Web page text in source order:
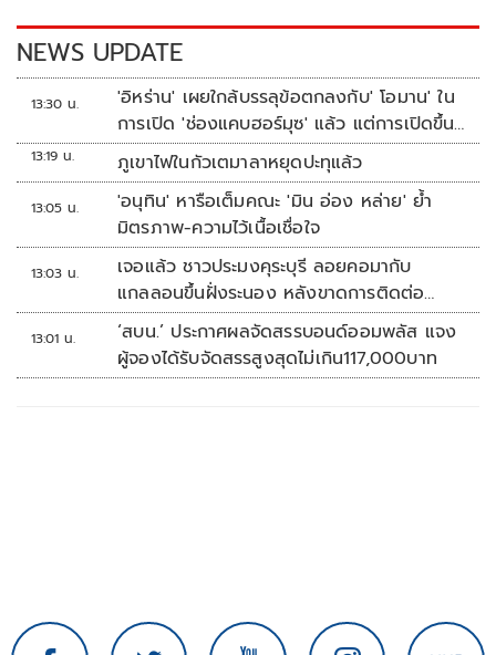
k k
NEWS UPDATE
13:30 น.
'อิหร่าน' เผยใกล้บรรลุข้อตกลงกับ' โอมาน' ใน
การเปิด 'ช่องแคบฮอร์มุซ' แล้ว แต่การเปิดขึ้น
อยู่กับสหรัฐฯ
13:19 น. ภูเขาไฟในกัวเตมาลาหยุดปะทุแล้ว
13:05 น.
'อนุทิน' หารือเต็มคณะ 'มิน อ่อง หล่าย' ย้ำ
มิตรภาพ-ความไว้เนื้อเชื่อใจ
13:03 น.
เจอแล้ว ชาวประมงคุระบุรี ลอยคอมากับ
แกลลอนขึ้นฝั่งระนอง หลังขาดการติดต่อ
หลายวัน
13:01 น.
‘สบน.’ ประกาศผลจัดสรรบอนด์ออมพลัส แจง
ผู้จองได้รับจัดสรรสูงสุดไม่เกิน117,000บาท